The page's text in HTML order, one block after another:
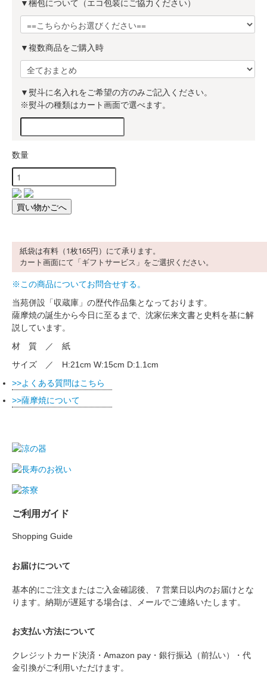
▼梱包について（エコ包装にご協力ください）
▼複数商品をご購入時
▼熨斗に名入れをご希望の方のみご記入ください。
※熨斗の種類はカート画面で選べます。
数量
紙袋は有料（1枚165円）にて承ります。
カート画面にて「ギフトサービス」をご選択ください。
※この商品についてお問合せする。
当苑併設「収蔵庫」の歴代作品集となっております。
薩摩焼の誕生から今日に至るまで、沈家伝来文書と史料を基に解
説しています。
材 質 ／ 紙
サイズ ／ H:21cm W:15cm D:1.1cm
よくある質問はこちら
薩摩焼について
ご利用ガイド
Shopping Guide
お届けについて
基本的にご注文またはご入金確認後、７営業日以内のお届けとな
ります。納期が遅延する場合は、メールでご連絡いたします。
お支払い方法について
クレジットカード決済・Amazon pay・銀行振込（前払い）・代
金引換がご利用いただけます。